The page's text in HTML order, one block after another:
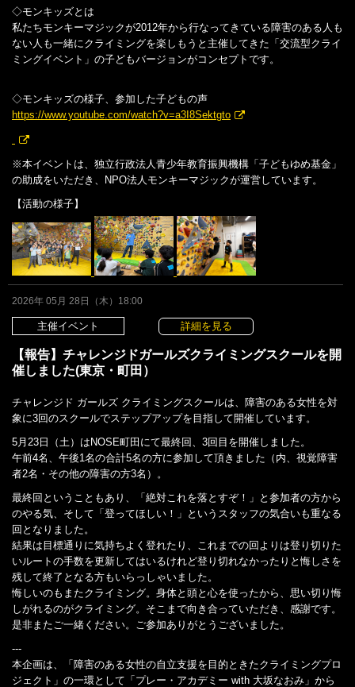
◇モンキッズとは
私たちモンキーマジックが2012年から行なってきている障害のある人も
ない人も一緒にクライミングを楽しもうと主催してきた「交流型クライ
ミングイベント」の子どもバージョンがコンセプトです。
◇モンキッズの様子、参加した子どもの声
https://www.youtube.com/watch?v=a3I8Sektgto
※本イベントは、独立行政法人青少年教育振興機構「子どもゆめ基金」
の助成をいただき、NPO法人モンキーマジックが運営しています。
【活動の様子】
2026年 05月 28日（木）18:00
主催イベント 詳細を見る
【報告】チャレンジドガールズクライミングスクールを開
催しました(東京・町田）
チャレンジド ガールズ クライミングスクールは、障害のある女性を対
象に3回のスクールでステップアップを目指して開催しています。
5月23日（土）はNOSE町田にて最終回、3回目を開催しました。
午前4名、午後1名の合計5名の方に参加して頂きました（内、視覚障害
者2名・その他の障害の方3名）。
最終回ということもあり、「絶対これを落とすぞ！」と参加者の方から
のやる気、そして「登ってほしい！」というスタッフの気合いも重なる
回となりました。
結果は目標通りに気持ちよく登れたり、これまでの回よりは登り切りた
いルートの手数を更新してはいるけれど登り切れなかったりと悔しさを
残して終了となる方もいらっしゃいました。
悔しいのもまたクライミング。身体と頭と心を使ったから、思い切り悔
しがれるのがクライミング。そこまで向き合っていただき、感謝です。
是非またご一緒ください。ご参加ありがとうございました。
---
本企画は、「障害のある女性の自立支援を目的ときたクライミングプロ
ジェクト」の一環として「プレー・アカデミー with 大坂なおみ」から